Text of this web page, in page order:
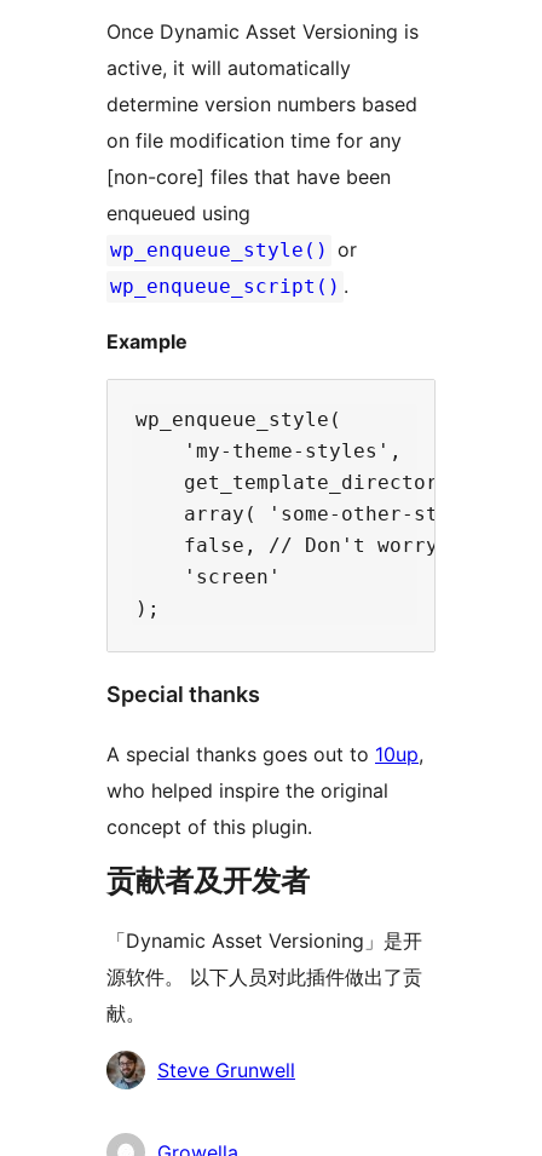
Once Dynamic Asset Versioning is
active, it will automatically
determine version numbers based
on file modification time for any
[non-core] files that have been
enqueued using
wp_enqueue_style() or
wp_enqueue_script() .
Example
wp_enqueue_style(
    'my-theme-styles',
get_template_directory_uri()
    array( 'some-other-styles' ),
false, // Don't worry about
    'screen'
Special thanks
A special thanks goes out to 10up,
who helped inspire the original
concept of this plugin.
贡献者及开发者
「Dynamic Asset Versioning」是开
源软件。 以下人员对此插件做出了贡
献。
贡
者
Steve Grunwell